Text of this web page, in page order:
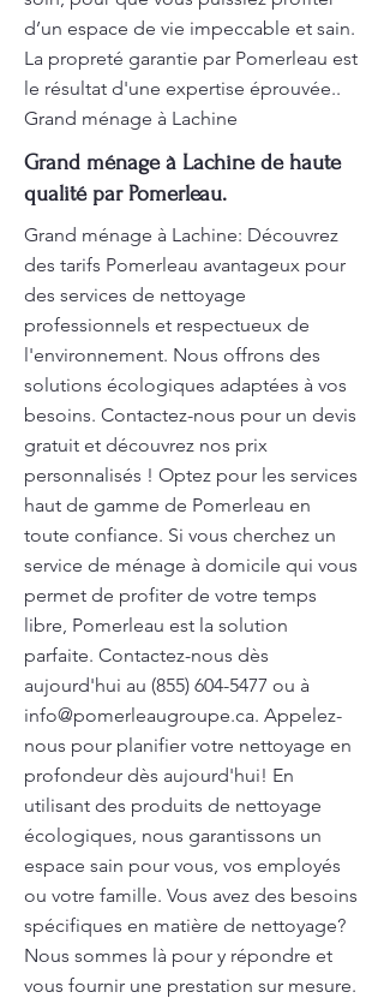
d’un espace de vie impeccable et sain.
La propreté garantie par Pomerleau est
le résultat d'une expertise éprouvée..
Grand ménage à Lachine
Grand ménage à Lachine de haute
qualité par Pomerleau.
Grand ménage à Lachine: Découvrez
des tarifs Pomerleau avantageux pour
des services de nettoyage
professionnels et respectueux de
l'environnement. Nous offrons des
solutions écologiques adaptées à vos
besoins. Contactez-nous pour un devis
gratuit et découvrez nos prix
personnalisés ! Optez pour les services
haut de gamme de Pomerleau en
toute confiance. Si vous cherchez un
service de ménage à domicile qui vous
permet de profiter de votre temps
libre, Pomerleau est la solution
parfaite. Contactez-nous dès
aujourd'hui au (855) 604-5477 ou à
info@pomerleaugroupe.ca. Appelez-
nous pour planifier votre nettoyage en
profondeur dès aujourd'hui! En
utilisant des produits de nettoyage
écologiques, nous garantissons un
espace sain pour vous, vos employés
ou votre famille. Vous avez des besoins
spécifiques en matière de nettoyage?
Nous sommes là pour y répondre et
vous fournir une prestation sur mesure.